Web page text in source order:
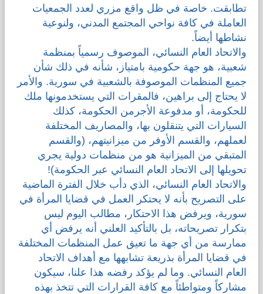
تطابقت. خاصة في ظل واقع مزري لعدد الجمعيات
العاملة في كافة نواحي المجتمع المدني، ولنوعية
نشاطها أيضاً.
والاتحاد العام النسائي، الموصوف رسمياً بمنظمة
شعبية، هو جهة حكومية بامتياز، شأنه في ذلك شأن
جميع المنظمات الموصوفة بالشعبية في سورية. والأمر
لا يحتاج إلى براهين، فالمقرات التي يستخدمونها ملك
للحكومة، أو مدفوعة الأجرمن الحكومة، كذلك
السيارات التي يتنقلون بها، والمصاريف المختلفة
لعملهم، والقسم الأوفر من ميزانيتهم، (والقسم
المتبقي من الميزانية هو من منظمات دولية يجري
تحويلها إلى الاتحاد العام النسائي عبر الحكومة)!
والاتحاد العام النسائي، الذي دأب خلال الفترة الماضية
على التصريح بأنه لا يحتكر العمل في قضايا المرأة في
سورية، ويرفض هذا الاحتكار، مطالب اليوم ليس
بتكرار تصريحاته، بل بالتأكيد العلني أنه يرفض أي
ممارسة من أي جهة ما تعيق عمل المنظمات المختلفة
في قضايا المرأة بذريعة تشابهها مع أهداف الاتحاد
العام النسائي. وما لم يؤكد رفضه هذا علنا، سيكون
مشاركاً ومتواطئاً مع كافة القرارات التي تتخذ بهذه